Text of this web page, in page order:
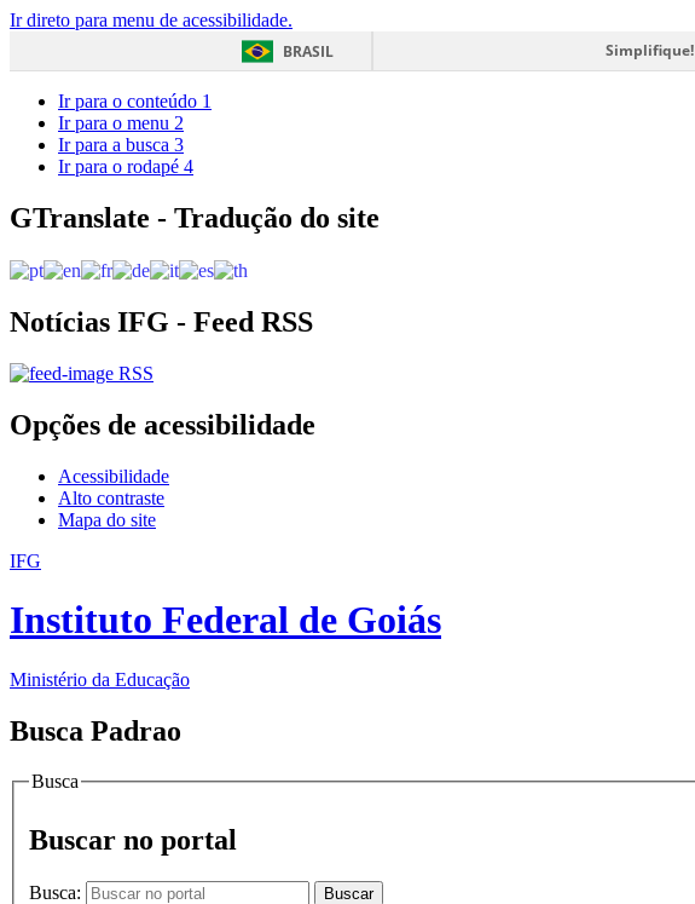
Ir direto para menu de acessibilidade.
BRASIL
Simplifique!
Ir para o conteúdo 1
Ir para o menu 2
Ir para a busca 3
Ir para o rodapé 4
GTranslate - Tradução do site
Notícias IFG - Feed RSS
RSS
Opções de acessibilidade
Acessibilidade
Alto contraste
Mapa do site
IFG
Instituto Federal de Goiás
Ministério da Educação
Busca Padrao
Busca
Buscar no portal
Busca: Buscar